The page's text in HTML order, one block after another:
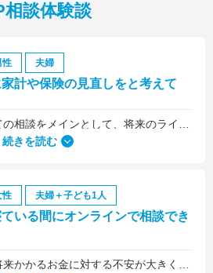
相談体験談
性 夫婦
計や保険の見直しをと考えて
続きを読む
性 夫婦＋子ども1人
いる間にオンラインで相談でき